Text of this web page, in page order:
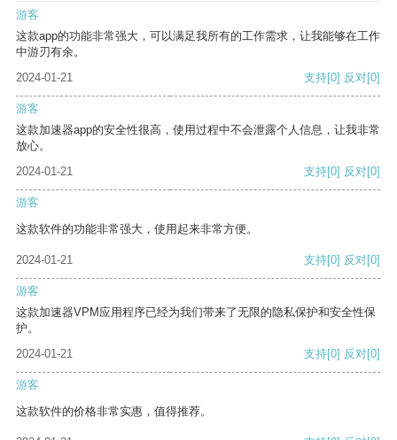
游客
这款app的功能非常强大，可以满足我所有的工作需求，让我能够在工作
中游刃有余。
2024-01-21
支持[0] 反对[0]
游客
这款加速器app的安全性很高，使用过程中不会泄露个人信息，让我非常
放心。
2024-01-21
支持[0] 反对[0]
游客
这款软件的功能非常强大，使用起来非常方便。
2024-01-21 支持[0] 反对[0]
游客
这款加速器VPM应用程序已经为我们带来了无限的隐私保护和安全性保
护。
2024-01-21
支持[0] 反对[0]
游客
这款软件的价格非常实惠，值得推荐。